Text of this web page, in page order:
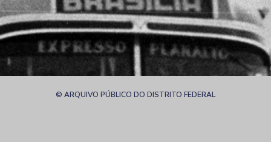
© ARQUIVO PÚBLICO DO DISTRITO FEDERAL